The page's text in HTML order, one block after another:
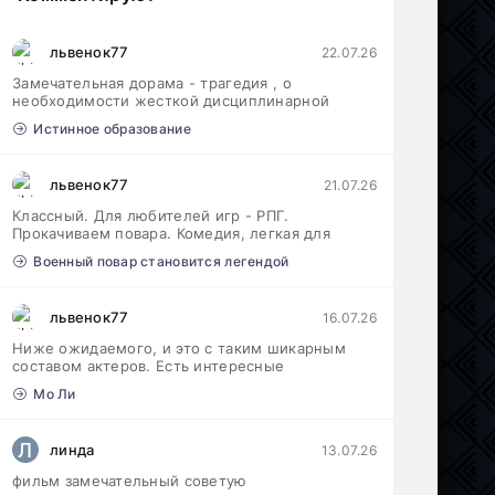
львенок77 22.07.26
Замечательная дорама - трагедия , о
необходимости жесткой дисциплинарной
Истинное образование
львенок77 21.07.26
Классный. Для любителей игр - РПГ.
Прокачиваем повара. Комедия, легкая для
Военный повар становится легендой
львенок77 16.07.26
Ниже ожидаемого, и это с таким шикарным
составом актеров. Есть интересные
Мо Ли
Л линда 13.07.26
фильм замечательный советую